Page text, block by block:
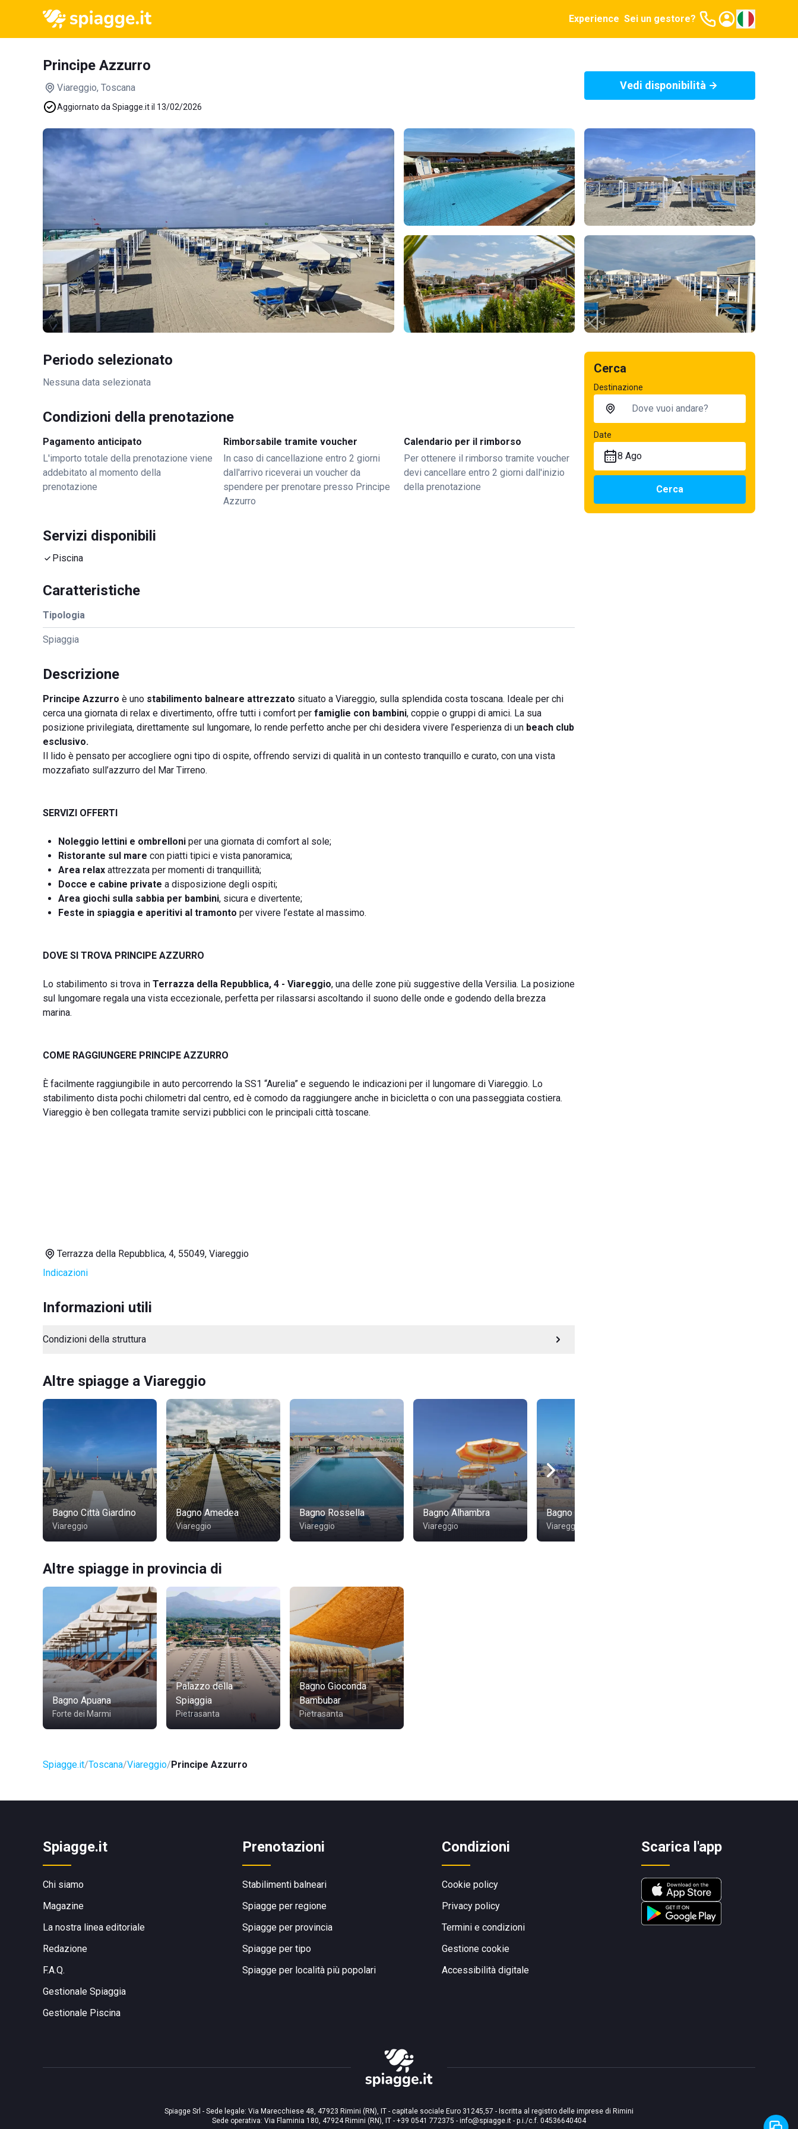
Experience Sei un gestore?
Principe Azzurro
Viareggio, Toscana
Aggiornato da Spiagge.it il 13/02/2026
Vedi disponibilità
Periodo selezionato
Nessuna data selezionata
Condizioni della prenotazione
Pagamento anticipato
L'importo totale della prenotazione viene
addebitato al momento della
prenotazione
Rimborsabile tramite voucher
In caso di cancellazione entro 2 giorni
dall'arrivo riceverai un voucher da
spendere per prenotare presso Principe
Azzurro
Calendario per il rimborso
Per ottenere il rimborso tramite voucher
devi cancellare entro 2 giorni dall'inizio
della prenotazione
Servizi disponibili
Piscina
Caratteristiche
Tipologia
Spiaggia
Descrizione
Principe Azzurro è uno stabilimento balneare attrezzato situato a Viareggio, sulla splendida costa toscana. Ideale per chi
cerca una giornata di relax e divertimento, offre tutti i comfort per famiglie con bambini, coppie o gruppi di amici. La sua
posizione privilegiata, direttamente sul lungomare, lo rende perfetto anche per chi desidera vivere l’esperienza di un beach club
esclusivo.
Il lido è pensato per accogliere ogni tipo di ospite, offrendo servizi di qualità in un contesto tranquillo e curato, con una vista
mozzafiato sull’azzurro del Mar Tirreno.
SERVIZI OFFERTI
Noleggio lettini e ombrelloni per una giornata di comfort al sole;
Ristorante sul mare con piatti tipici e vista panoramica;
Area relax attrezzata per momenti di tranquillità;
Docce e cabine private a disposizione degli ospiti;
Area giochi sulla sabbia per bambini, sicura e divertente;
Feste in spiaggia e aperitivi al tramonto per vivere l’estate al massimo.
DOVE SI TROVA PRINCIPE AZZURRO
Lo stabilimento si trova in Terrazza della Repubblica, 4 - Viareggio, una delle zone più suggestive della Versilia. La posizione
sul lungomare regala una vista eccezionale, perfetta per rilassarsi ascoltando il suono delle onde e godendo della brezza
marina.
COME RAGGIUNGERE PRINCIPE AZZURRO
È facilmente raggiungibile in auto percorrendo la SS1 “Aurelia” e seguendo le indicazioni per il lungomare di Viareggio. Lo
stabilimento dista pochi chilometri dal centro, ed è comodo da raggiungere anche in bicicletta o con una passeggiata costiera.
Viareggio è ben collegata tramite servizi pubblici con le principali città toscane.
Terrazza della Repubblica, 4, 55049, Viareggio
Indicazioni
Informazioni utili
Condizioni della struttura
Altre spiagge a Viareggio
Bagno Città Giardino
Viareggio
Bagno Amedea
Viareggio
Bagno Rossella
Viareggio
Bagno Alhambra
Viareggio
Bagno Andrea Doria
Viareggio
Altre spiagge in provincia di
Bagno Apuana
Forte dei Marmi
Palazzo della
Spiaggia
Pietrasanta
Bagno Gioconda
Bambubar
Pietrasanta
Spiagge.it Toscana Viareggio Principe Azzurro
Cerca
Destinazione
Date
8 Ago
Cerca
Spiagge.it
Chi siamo
Magazine
La nostra linea editoriale
Redazione
F.A.Q.
Gestionale Spiaggia
Gestionale Piscina
Prenotazioni
Stabilimenti balneari
Spiagge per regione
Spiagge per provincia
Spiagge per tipo
Spiagge per località più popolari
Condizioni
Cookie policy
Privacy policy
Termini e condizioni
Gestione cookie
Accessibilità digitale
Scarica l'app
Spiagge Srl - Sede legale: Via Marecchiese 48, 47923 Rimini (RN), IT - capitale sociale Euro 31245,57 - Iscritta al registro delle imprese di Rimini
Sede operativa: Via Flaminia 180, 47924 Rimini (RN), IT - +39 0541 772375 - info@spiagge.it - p.i./c.f. 04536640404